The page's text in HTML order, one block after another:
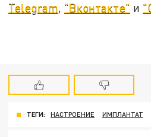
Telegram, "Вконтакте" и
ТЕГИ: НАСТРОЕНИЕ ИМПЛАНТАТ